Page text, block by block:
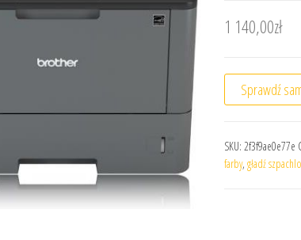
1 140,00zł
Sprawdź
SKU: 2f3f9ae0e77e
farby, gładź